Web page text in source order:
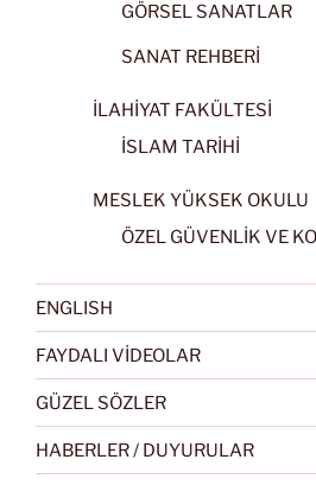
GÖRSEL SANATLAR
SANAT REHBERİ
İLAHİYAT FAKÜLTESİ
İSLAM TARİHİ
MESLEK YÜKSEK OKULU
ÖZEL GÜVENLİK VE
ENGLISH
FAYDALI VİDEOLAR
GÜZEL SÖZLER
HABERLER / DUYURULAR